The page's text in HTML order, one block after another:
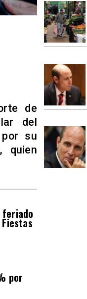
feriado
por
de
del
su
quien